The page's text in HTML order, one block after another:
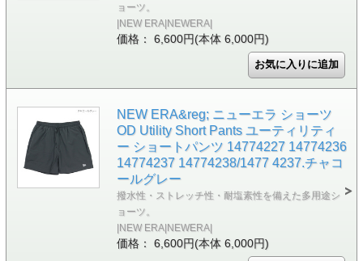
ョーツ。
|NEW ERA|NEWERA|
価格： 6,600円(本体 6,000円)
NEW ERA&reg; ニューエラ ショーツ
OD Utility Short Pants ユーティリティ
ー ショートパンツ 14774227 14774236
14774237 14774238/1477 4237.チャコ
ールグレー
撥水性・ストレッチ性・耐塩素性を備えた多用途シ
ョーツ。
|NEW ERA|NEWERA|
価格： 6,600円(本体 6,000円)